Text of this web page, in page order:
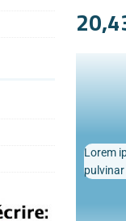
Lorem
pulvinar